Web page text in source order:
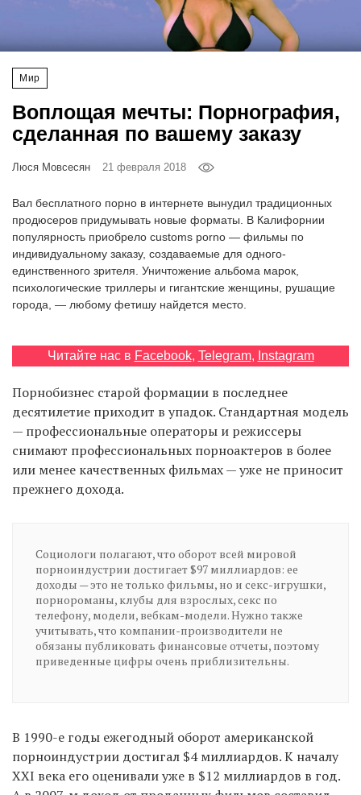
EN
UA
Мир
Воплощая мечты: Порнография,
сделанная по вашему заказу
Люся Мовсесян 21 февраля 2018
Вал бесплатного порно в интернете вынудил традиционных
продюсеров придумывать новые форматы. В Калифорнии
популярность приобрело customs porno — фильмы по
индивидуальному заказу, создаваемые для одного-
единственного зрителя. Уничтожение альбома марок,
психологические триллеры и гигантские женщины, рушащие
города, — любому фетишу найдется место.
Читайте нас в Facebook, Telegram, Instagram
Порнобизнес старой формации в последнее
десятилетие приходит в упадок. Стандартная модель
— профессиональные операторы и режиссеры
снимают профессиональных порноактеров в более
или менее качественных фильмах — уже не приносит
прежнего дохода.
Социологи полагают, что оборот всей мировой
порноиндустрии достигает $97 миллиардов: ее
доходы — это не только фильмы, но и секс-игрушки,
порнороманы, клубы для взрослых, секс по
телефону, модели, вебкам-модели. Нужно также
учитывать, что компании-производители не
обязаны публиковать финансовые отчеты, поэтому
приведенные цифры очень приблизительны.
В 1990-е годы ежегодный оборот американской
порноиндустрии достигал $4 миллиардов. К началу
XXI века его оценивали уже в $12 миллиардов в год.